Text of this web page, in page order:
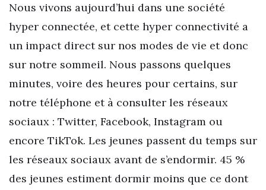
Nous vivons aujourd’hui dans une société
hyper connectée, et cette hyper connectivité a
un impact direct sur nos modes de vie et donc
sur notre sommeil. Nous passons quelques
minutes, voire des heures pour certains, sur
notre téléphone et à consulter les réseaux
sociaux : Twitter, Facebook, Instagram ou
encore TikTok. Les jeunes passent du temps sur
les réseaux sociaux avant de s’endormir. 45 %
des jeunes estiment dormir moins que ce dont